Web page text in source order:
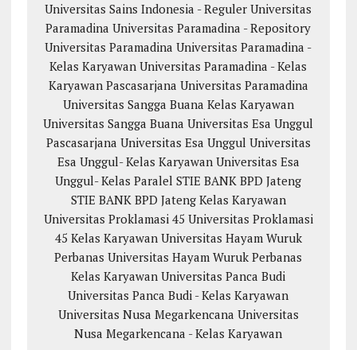
Universitas Sains Indonesia - Reguler Universitas
Paramadina Universitas Paramadina - Repository
Universitas Paramadina Universitas Paramadina -
Kelas Karyawan Universitas Paramadina - Kelas
Karyawan Pascasarjana Universitas Paramadina
Universitas Sangga Buana Kelas Karyawan
Universitas Sangga Buana Universitas Esa Unggul
Pascasarjana Universitas Esa Unggul Universitas
Esa Unggul- Kelas Karyawan Universitas Esa
Unggul- Kelas Paralel STIE BANK BPD Jateng
STIE BANK BPD Jateng Kelas Karyawan
Universitas Proklamasi 45 Universitas Proklamasi
45 Kelas Karyawan Universitas Hayam Wuruk
Perbanas Universitas Hayam Wuruk Perbanas
Kelas Karyawan Universitas Panca Budi
Universitas Panca Budi - Kelas Karyawan
Universitas Nusa Megarkencana Universitas
Nusa Megarkencana - Kelas Karyawan